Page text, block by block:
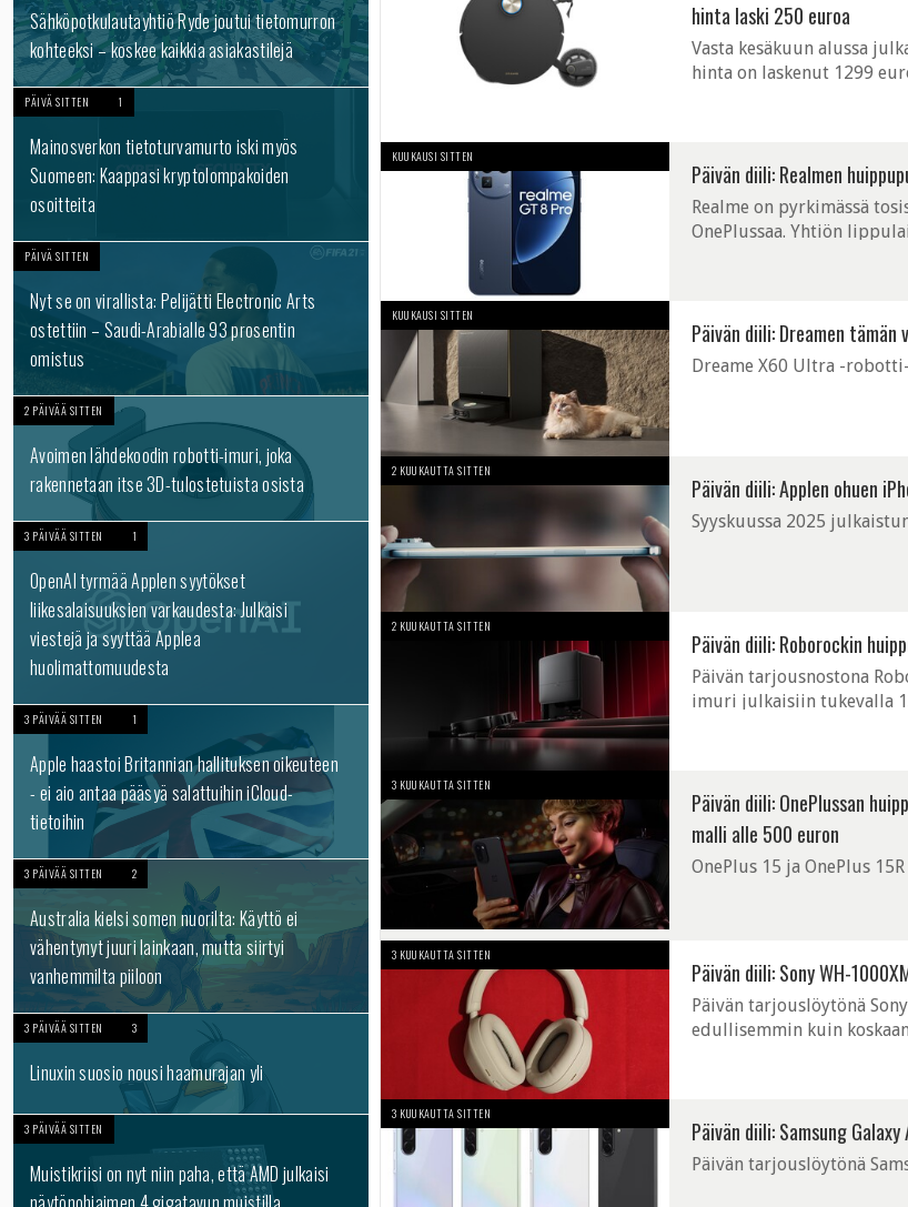
Sähköpotkulautayhtiö Ryde joutui tietomurron
kohteeksi – koskee kaikkia asiakastilejä
PÄIVÄ SITTEN 1
Mainosverkon tietoturvamurto iski myös
Suomeen: Kaappasi kryptolompakoiden
osoitteita
PÄIVÄ SITTEN
Nyt se on virallista: Pelijätti Electronic Arts
ostettiin – Saudi-Arabialle 93 prosentin
omistus
2 PÄIVÄÄ SITTEN
Avoimen lähdekoodin robotti-imuri, joka
rakennetaan itse 3D-tulostetuista osista
3 PÄIVÄÄ SITTEN 1
OpenAI tyrmää Applen syytökset
liikesalaisuuksien varkaudesta: Julkaisi
viestejä ja syyttää Applea
huolimattomuudesta
3 PÄIVÄÄ SITTEN 1
Apple haastoi Britannian hallituksen oikeuteen
- ei aio antaa pääsyä salattuihin iCloud-
tietoihin
3 PÄIVÄÄ SITTEN 2
Australia kielsi somen nuorilta: Käyttö ei
vähentynyt juuri lainkaan, mutta siirtyi
vanhemmilta piiloon
3 PÄIVÄÄ SITTEN 3
Linuxin suosio nousi haamurajan yli
3 PÄIVÄÄ SITTEN
Muistikriisi on nyt niin paha, että AMD julkaisi
hinta laski 250 euroa
Vasta kesäkuun alussa
hinta on laskenut 1299
KUUKAUSI SITTEN
Päivän diili: Realmen
Realme on pyrkimässä
OnePlussaa. Yhtiön
KUUKAUSI SITTEN
Päivän diili: Dreamen
Dreame X60 Ultra -
2 KUUKAUTTA SITTEN
Päivän diili: Applen ohuen
Syyskuussa 2025
2 KUUKAUTTA SITTEN
Päivän diili: Roborockin
Päivän tarjousnostona
imuri julkaisiin tukevalla
3 KUUKAUTTA SITTEN
Päivän diili: OnePlussan
malli alle 500 euron
OnePlus 15 ja OnePlus
3 KUUKAUTTA SITTEN
Päivän diili: Sony WH-
Päivän tarjouslöytönä
edullisemmin kuin
3 KUUKAUTTA SITTEN
Päivän diili: Samsung
Päivän tarjouslöytönä